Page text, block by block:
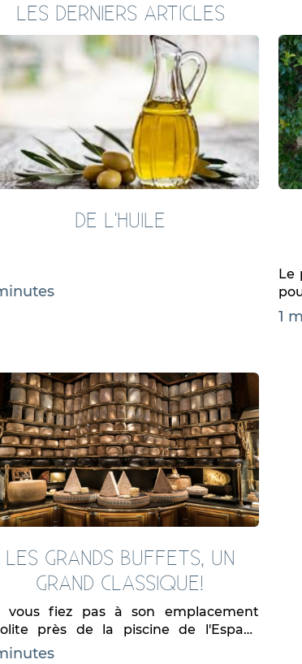
LES DERNIERS ARTICLES
DE L'HUILE
Le
1
LES GRANDS BUFFETS, UN
GRAND CLASSIQUE!
vous fiez pas à son emplacement
près de la piscine de l'Espace
en périphérie de Narbonne avant